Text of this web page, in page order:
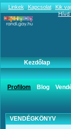
Linkek Kapcsolat Kik
Hívd
Kezdőlap
Profilom
Blog
VENDÉGKÖNYV